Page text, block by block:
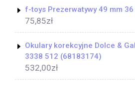
f-toys Prezerwatywy 49 mm 36
75,85zł
Okulary korekcyjne Dolce &
3338 512 (68183174)
532,00zł